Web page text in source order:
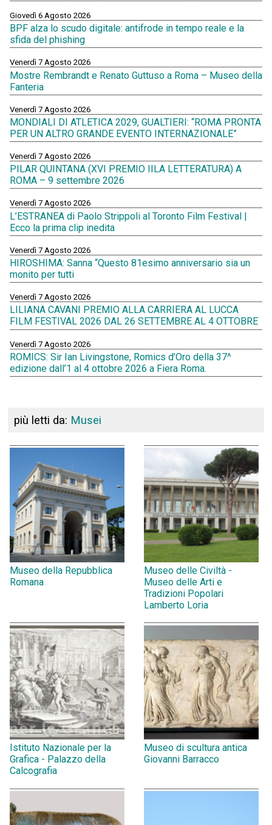
Giovedì 6 Agosto 2026
BPF alza lo scudo digitale: antifrode in tempo reale e la
sfida del phishing
Venerdì 7 Agosto 2026
Mostre Rembrandt e Renato Guttuso a Roma – Museo della
Fanteria
Venerdì 7 Agosto 2026
MONDIALI DI ATLETICA 2029, GUALTIERI: “ROMA PRONTA
PER UN ALTRO GRANDE EVENTO INTERNAZIONALE”
Venerdì 7 Agosto 2026
PILAR QUINTANA (XVI PREMIO IILA LETTERATURA) A
ROMA – 9 settembre 2026
Venerdì 7 Agosto 2026
L’ESTRANEA di Paolo Strippoli al Toronto Film Festival |
Ecco la prima clip inedita
Venerdì 7 Agosto 2026
HIROSHIMA: Sanna “Questo 81esimo anniversario sia un
monito per tutti
Venerdì 7 Agosto 2026
LILIANA CAVANI PREMIO ALLA CARRIERA AL LUCCA
FILM FESTIVAL 2026 DAL 26 SETTEMBRE AL 4 OTTOBRE
Venerdì 7 Agosto 2026
ROMICS: Sir Ian Livingstone, Romics d’Oro della 37^
edizione dall’1 al 4 ottobre 2026 a Fiera Roma.
più letti da: Musei
Museo della Repubblica
Romana
Museo delle Civiltà -
Museo delle Arti e
Tradizioni Popolari
Lamberto Loria
Istituto Nazionale per la
Grafica - Palazzo della
Calcografia
Museo di scultura antica
Giovanni Barracco